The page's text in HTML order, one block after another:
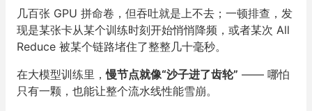
几百张 GPU 拼命卷，但吞吐就是上不去；一顿排查，发
现是某张卡从某个训练时刻开始悄悄降频，或者某次 All
Reduce 被某个链路堵住了整整几十毫秒。
在大模型训练里，慢节点就像“沙子进了齿轮” —— 哪怕
只有一颗，也能让整个流水线性能雪崩。